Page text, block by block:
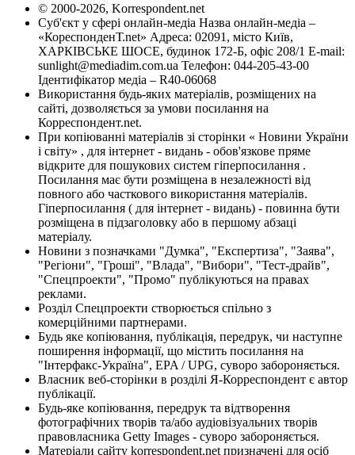
© 2000-2026, Korrespondent.net
Суб'єкт у сфері онлайн-медіа Назва онлайн-медіа –
«КореспонденТ.net» Адреса: 02091, місто Київ,
ХАРКІВСЬКЕ ШОСЕ, будинок 172-Б, офіс 208/1 E-mail:
sunlight@mediadim.com.ua Телефон: 044-205-43-00
Ідентифікатор медіа – R40-06068
Використання будь-яких матеріалів, розміщених на
сайті, дозволяється за умови посилання на
Корреспондент.net.
При копіюванні матеріалів зі сторінки « Новини України
і світу» , для інтернет - видань - обов'язкове пряме
відкрите для пошукових систем гіперпосилання .
Посилання має бути розміщена в незалежності від
повного або часткового використання матеріалів.
Гіперпосилання ( для інтернет - видань) - повинна бути
розміщена в підзаголовку або в першому абзаці
матеріалу.
Новини з позначками "Думка", "Експертиза", "Заява",
"Регіони", "Гроші", "Влада", "Вибори", "Тест-драйв",
"Спецпроекти", "Промо" публікуються на правах
реклами.
Розділ Спецпроекти створюється спільно з
комерційними партнерами.
Будь яке копіювання, публікація, передрук, чи наступне
поширення інформації, що містить посилання на
"Інтерфакс-Україна", EPA / UPG, суворо забороняється.
Власник веб-сторінки в розділі Я-Корреспондент є автор
публікації.
Будь-яке копіювання, передрук та відтворення
фотографічних творів та/або аудіовізуальних творів
правовласника Getty Images - суворо забороняється.
Матеріали сайту korrespondent.net призначені для осіб